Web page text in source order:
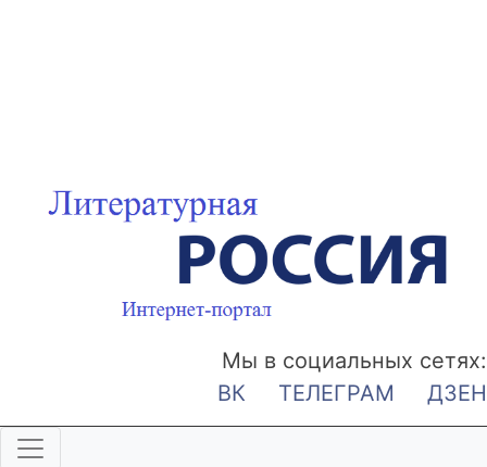
Мы в социальных сетях:
ВК
ТЕЛЕГРАМ ДЗЕН